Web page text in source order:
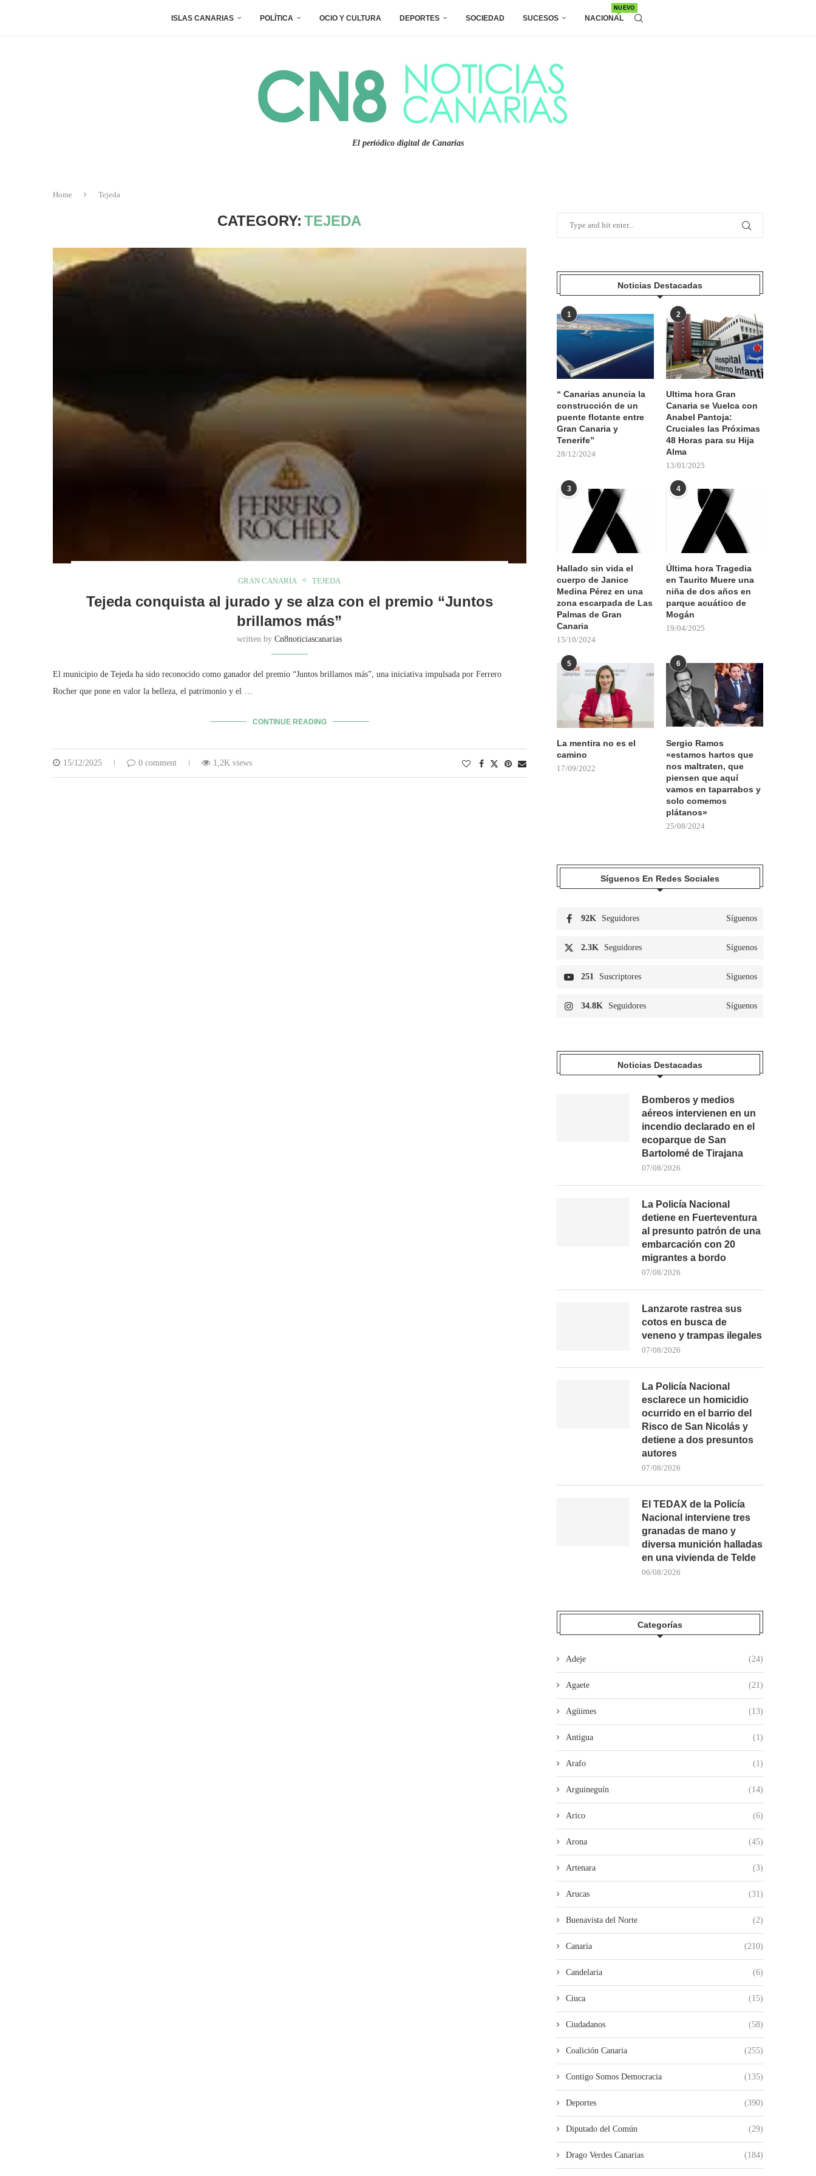
ISLAS CANARIAS POLÍTICA OCIO Y CULTURA DEPORTES SOCIEDAD SUCESOS NACIONAL
NUEVO
El periódico digital de Canarias
Home Tejeda
CATEGORY: TEJEDA
GRAN CANARIA TEJEDA
Tejeda conquista al jurado y se alza con el premio “Juntos
brillamos más”
written byCn8noticiascanarias
El municipio de Tejeda ha sido reconocido como ganador del premio “Juntos brillamos más”, una iniciativa impulsada por Ferrero
Rocher que pone en valor la belleza, el patrimonio y el …
CONTINUE READING
15/12/2025 0 comment 1,2K views
Noticias Destacadas
1
“ Canarias anuncia la
construcción de un
puente flotante entre
Gran Canaria y
Tenerife”
28/12/2024
2
Ultima hora Gran
Canaria se Vuelca con
Anabel Pantoja:
Cruciales las Próximas
48 Horas para su Hija
Alma
13/01/2025
3
Hallado sin vida el
cuerpo de Janice
Medina Pérez en una
zona escarpada de Las
Palmas de Gran
Canaria
15/10/2024
4
Última hora Tragedia
en Taurito Muere una
niña de dos años en
parque acuático de
Mogán
19/04/2025
5
La mentira no es el
camino
17/09/2022
6
Sergio Ramos
«estamos hartos que
nos maltraten, que
piensen que aquí
vamos en taparrabos y
solo comemos
plátanos»
25/08/2024
Síguenos En Redes Sociales
92K Seguidores Síguenos
2.3K Seguidores Síguenos
251 Suscriptores Síguenos
34.8K Seguidores Síguenos
Noticias Destacadas
Bomberos y medios
aéreos intervienen en un
incendio declarado en el
ecoparque de San
Bartolomé de Tirajana
07/08/2026
La Policía Nacional
detiene en Fuerteventura
al presunto patrón de una
embarcación con 20
migrantes a bordo
07/08/2026
Lanzarote rastrea sus
cotos en busca de
veneno y trampas ilegales
07/08/2026
La Policía Nacional
esclarece un homicidio
ocurrido en el barrio del
Risco de San Nicolás y
detiene a dos presuntos
autores
07/08/2026
El TEDAX de la Policía
Nacional interviene tres
granadas de mano y
diversa munición halladas
en una vivienda de Telde
06/08/2026
Categorías
Adeje (24)
Agaete (21)
Agüimes (13)
Antigua (1)
Arafo (1)
Arguineguín (14)
Arico (6)
Arona (45)
Artenara (3)
Arucas (31)
Buenavista del Norte (2)
Canaria (210)
Candelaria (6)
Ciuca (15)
Ciudadanos (58)
Coalición Canaria (255)
Contigo Somos Democracia (135)
Deportes (390)
Diputado del Común (29)
Drago Verdes Canarias (184)